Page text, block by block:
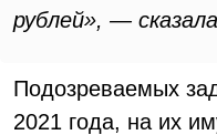
рублей», —
Подозреваемых
2021 года, на их